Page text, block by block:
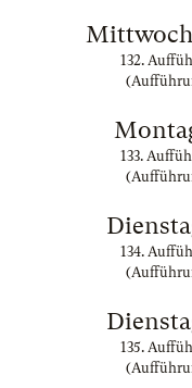
132.
133.
134.
135.